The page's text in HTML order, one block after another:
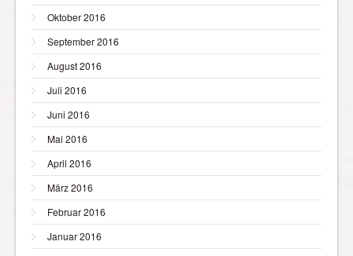
Oktober 2016
September 2016
August 2016
Juli 2016
Juni 2016
Mai 2016
April 2016
März 2016
Februar 2016
Januar 2016